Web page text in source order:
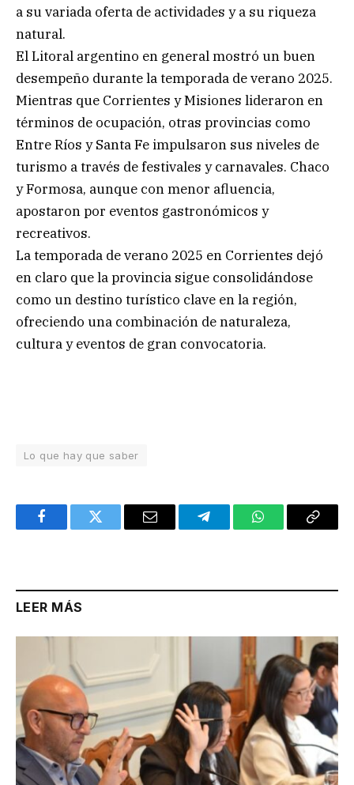
a su variada oferta de actividades y a su riqueza
natural.
El Litoral argentino en general mostró un buen
desempeño durante la temporada de verano 2025.
Mientras que Corrientes y Misiones lideraron en
términos de ocupación, otras provincias como
Entre Ríos y Santa Fe impulsaron sus niveles de
turismo a través de festivales y carnavales. Chaco
y Formosa, aunque con menor afluencia,
apostaron por eventos gastronómicos y
recreativos.
La temporada de verano 2025 en Corrientes dejó
en claro que la provincia sigue consolidándose
como un destino turístico clave en la región,
ofreciendo una combinación de naturaleza,
cultura y eventos de gran convocatoria.
Lo que hay que saber
FacebookTwitter Email TelegramWhatsAppCopy
LEER MÁS